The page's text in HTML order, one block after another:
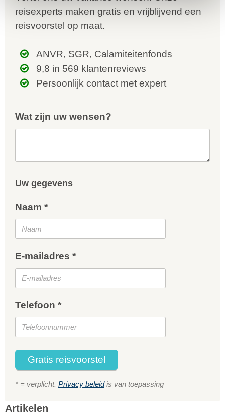
reisexperts maken gratis en vrijblijvend een
reisvoorstel op maat.
ANVR, SGR, Calamiteitenfonds
9,8 in 569 klantenreviews
Persoonlijk contact met expert
Wat zijn uw wensen?
Uw gegevens
Naam *
E-mailadres *
Telefoon *
Gratis reisvoorstel
* = verplicht. Privacy beleidis van toepassing
Artikelen